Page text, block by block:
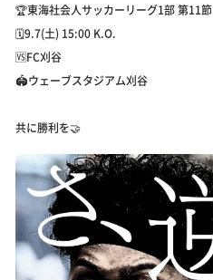
🏆東海社会人サッカーリーグ1部 第11節
🗓️9.7(土) 15:00 K.O.
🆚FC刈谷
🏟️ウェーブスタジアム刈谷
共に勝利を🤝